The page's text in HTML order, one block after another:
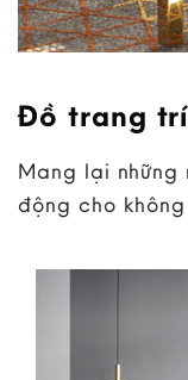
Đồ trang trí
Mang lại những
động cho